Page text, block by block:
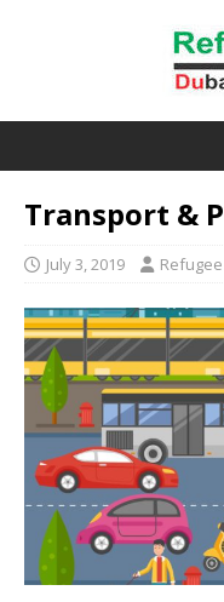
Transport &
July 3, 2019